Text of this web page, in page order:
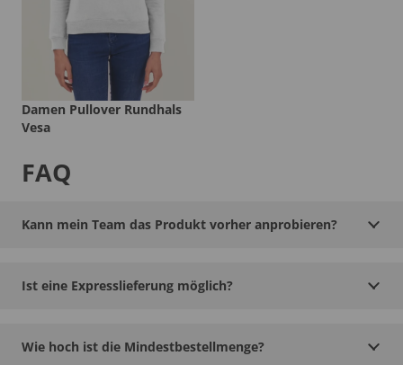
Damen Pullover Rundhals
Vesa
FAQ
Kann mein Team das Produkt vorher anprobieren?
Ist eine Expresslieferung möglich?
Wie hoch ist die Mindestbestellmenge?